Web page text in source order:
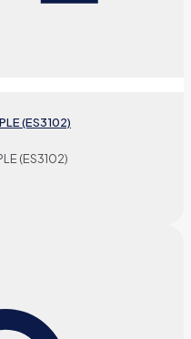
(ES3102)
(ES3102)